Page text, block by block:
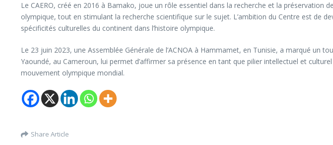
Le CAERO, créé en 2016 à Bamako, joue un rôle essentiel dans la recherche et la
olympique, tout en stimulant la recherche scientifique sur le sujet. L’ambition du Centre est de
spécificités culturelles du continent dans l’histoire olympique.
Le 23 juin 2023, une Assemblée Générale de l’ACNOA à Hammamet, en Tunisie, a marqué un
Yaoundé, au Cameroun, lui permet d’affirmer sa présence en tant que pilier intellectuel et
mouvement olympique mondial.
Share Article